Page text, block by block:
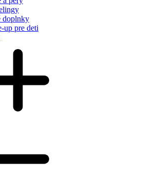
doplnky
up pre deti